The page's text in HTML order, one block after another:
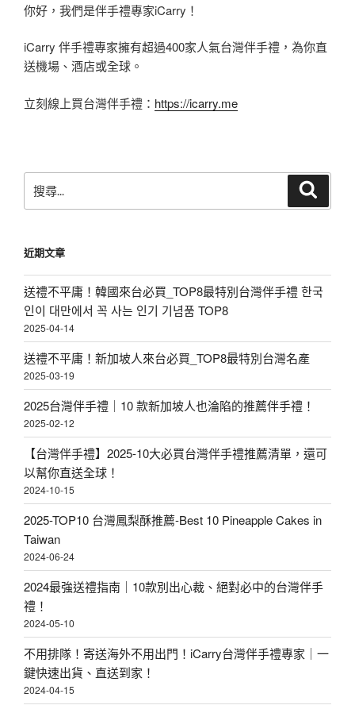
你好，我們是伴手禮專家iCarry！
iCarry 伴手禮專家擁有超過400家人氣台灣伴手禮，為你直
送機場、酒店或全球。
立刻線上買台灣伴手禮： https://icarry.me
尋
字:
近期文章
送禮不平庸！韓國來台必買_TOP8最特別台灣伴手禮 한국
인이 대만에서 꼭 사는 인기 기념품 TOP8
2025-04-14
送禮不平庸！新加坡人來台必買_TOP8最特別台灣名產
2025-03-19
2025台灣伴手禮｜10 款新加坡人也淪陷的推薦伴手禮！
2025-02-12
【台灣伴手禮】2025-10大必買台灣伴手禮推薦清單，還可
以幫你直送全球！
2024-10-15
2025-TOP10 台灣鳳梨酥推薦-Best 10 Pineapple Cakes in
Taiwan
2024-06-24
2024最強送禮指南｜10款別出心裁、絕對必中的台灣伴手
禮！
2024-05-10
不用排隊！寄送海外不用出門！iCarry台灣伴手禮專家｜一
鍵快速出貨、直送到家！
2024-04-15